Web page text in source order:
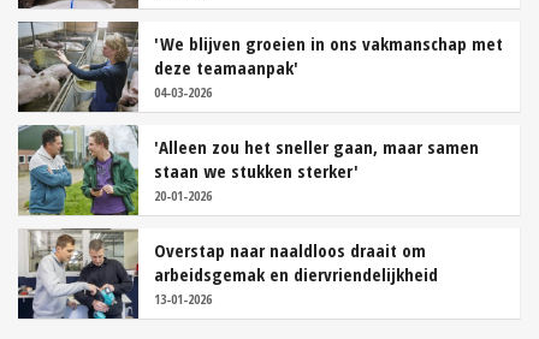
'We blijven groeien in ons vakmanschap met
deze teamaanpak'
04-03-2026
'Alleen zou het sneller gaan, maar samen
staan we stukken sterker'
20-01-2026
Overstap naar naaldloos draait om
arbeidsgemak en diervriendelijkheid
13-01-2026